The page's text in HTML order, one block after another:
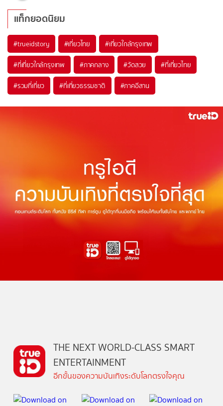
แท็กยอดนิยม
#trueidstory #เที่ยวไทย #เที่ยวใกล้กรุงเทพ
#ที่เที่ยวใกล้กรุงเทพ #ภาคกลาง #วัดสวย #ที่เที่ยวไทย
#รวมที่เที่ยว #ที่เที่ยวธรรมชาติ #ภาคอีสาน
THE NEXT WORLD-CLASS SMART
ENTERTAINMENT
อีกขั้นของความบันเทิงระดับโลกตรงใจคุณ